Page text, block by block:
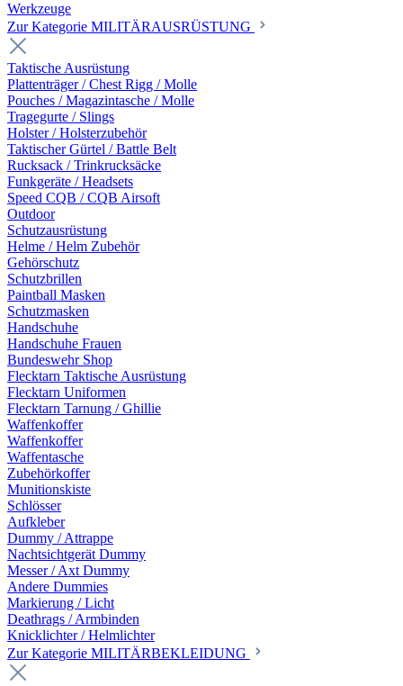
Werkzeuge
Zur Kategorie MILITÄRAUSRÜSTUNG
Taktische Ausrüstung
Plattenträger / Chest Rigg / Molle
Pouches / Magazintasche / Molle
Tragegurte / Slings
Holster / Holsterzubehör
Taktischer Gürtel / Battle Belt
Rucksack / Trinkrucksäcke
Funkgeräte / Headsets
Speed CQB / CQB Airsoft
Outdoor
Schutzausrüstung
Helme / Helm Zubehör
Gehörschutz
Schutzbrillen
Paintball Masken
Schutzmasken
Handschuhe
Handschuhe Frauen
Bundeswehr Shop
Flecktarn Taktische Ausrüstung
Flecktarn Uniformen
Flecktarn Tarnung / Ghillie
Waffenkoffer
Waffenkoffer
Waffentasche
Zubehörkoffer
Munitionskiste
Schlösser
Aufkleber
Dummy / Attrappe
Nachtsichtgerät Dummy
Messer / Axt Dummy
Andere Dummies
Markierung / Licht
Deathrags / Armbinden
Knicklichter / Helmlichter
Zur Kategorie MILITÄRBEKLEIDUNG